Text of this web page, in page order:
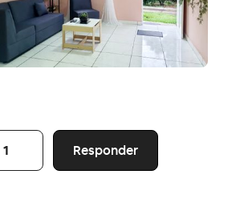
Responder
1